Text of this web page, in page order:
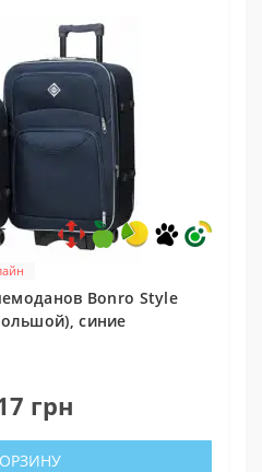
Bonro Style
синие
грн